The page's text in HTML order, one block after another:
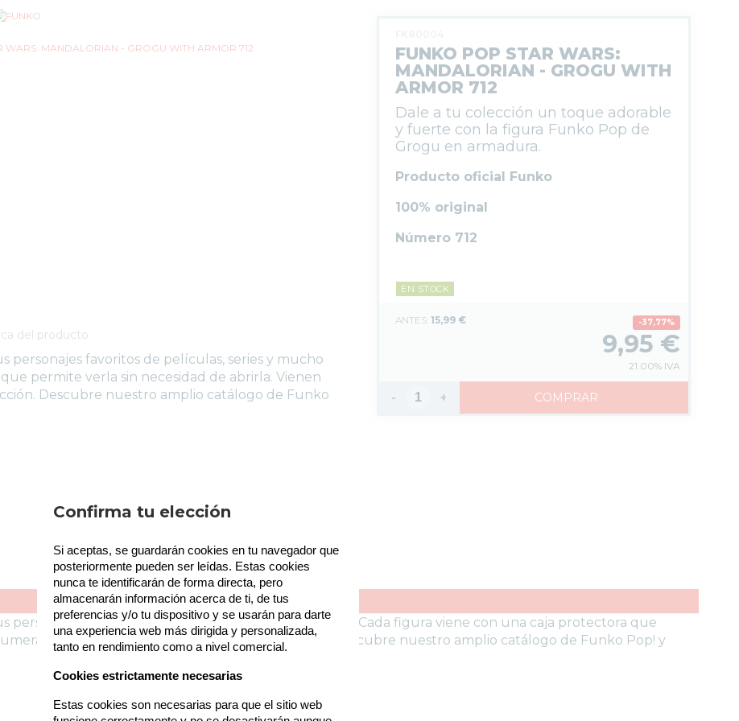
FUNKO POP STAR WARS:
MANDALORIAN - GROGU WITH
ARMOR 712
Dale a tu colección un toque adorable
y fuerte con la figura Funko Pop de
Grogu en armadura.
Producto oficial Funko
100% original
Número 712
EN STOCK
15,99 € 37,77%
9,95 €
21.00% IVA
- + COMPRAR
del producto
personajes favoritos de películas, series y mucho
permite verla sin necesidad de abrirla. Vienen
Descubre nuestro amplio catálogo de Funko
personajes favoritos de películas, series y mucho más. Cada figura viene con una caja protectora que
para que puedas completar la colección. Descubre nuestro amplio catálogo de Funko Pop! y
Política de gestión de Cookies
funcionamiento del sitio. Además, se utilizan otras
de terceros que analizan cómo se usan nuestros
servicios para mejorar la experiencia de usuario,
divulgar ofertas comerciales personalizadas o
realizar análisis de sus hábitos de navegación. Pulse
el botón para aceptarlas o “Configurar” para poder
bloquearlas. Puede revisar toda la información y
desde nuestra Política de Cookies.
Confirma tu elección
Si aceptas, se guardarán cookies en tu navegador que
posteriormente pueden ser leídas. Estas cookies
nunca te identificarán de forma directa, pero
almacenarán información acerca de ti, de tus
preferencias y/o tu dispositivo y se usarán para darte
una experiencia web más dirigida y personalizada,
tanto en rendimiento como a nivel comercial.
Cookies estrictamente necesarias
Estas cookies son necesarias para que el sitio web